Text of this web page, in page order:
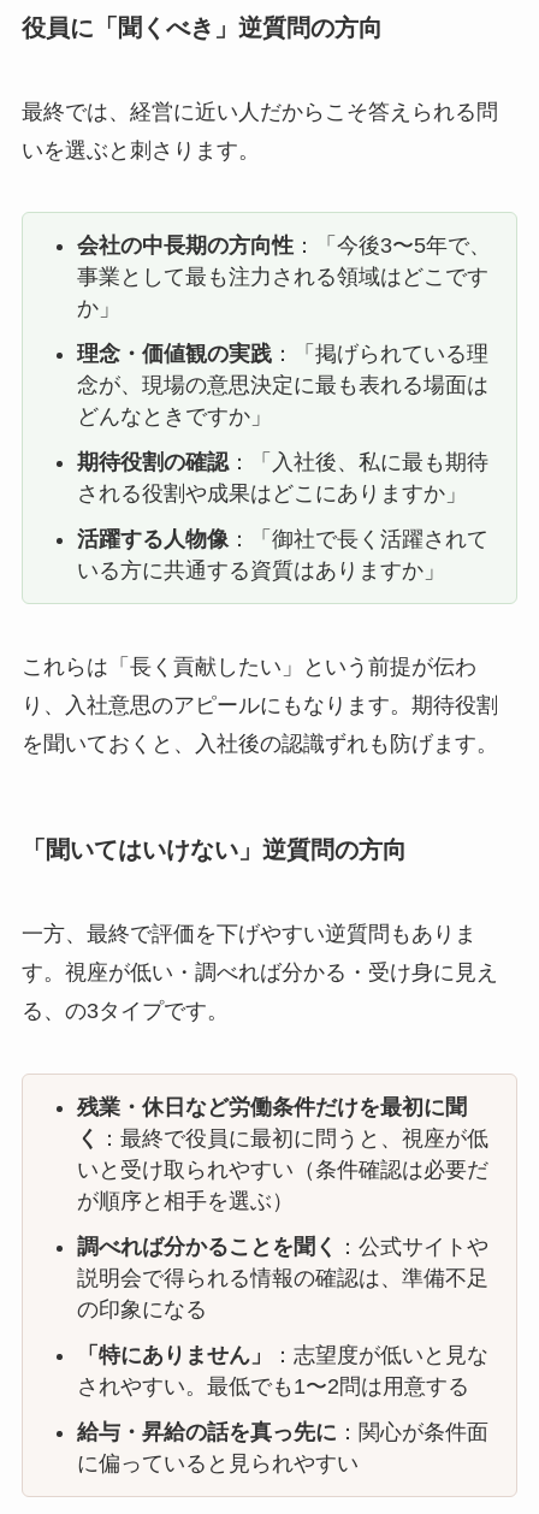
役員に「聞くべき」逆質問の方向
最終では、経営に近い人だからこそ答えられる問
いを選ぶと刺さります。
会社の中長期の方向性：「今後3〜5年で、
事業として最も注力される領域はどこです
か」
理念・価値観の実践：「掲げられている理
念が、現場の意思決定に最も表れる場面は
どんなときですか」
期待役割の確認：「入社後、私に最も期待
される役割や成果はどこにありますか」
活躍する人物像：「御社で長く活躍されて
いる方に共通する資質はありますか」
これらは「長く貢献したい」という前提が伝わ
り、入社意思のアピールにもなります。期待役割
を聞いておくと、入社後の認識ずれも防げます。
「聞いてはいけない」逆質問の方向
一方、最終で評価を下げやすい逆質問もありま
す。視座が低い・調べれば分かる・受け身に見え
る、の3タイプです。
残業・休日など労働条件だけを最初に聞
く
：最終で役員に最初に問うと、視座が低
いと受け取られやすい（条件確認は必要だ
が順序と相手を選ぶ）
調べれば分かることを聞く
：公式サイトや
説明会で得られる情報の確認は、準備不足
の印象になる
「特にありません」
：志望度が低いと見な
されやすい。最低でも1〜2問は用意する
給与・昇給の話を真っ先に ：関心が条件面
に偏っていると見られやすい